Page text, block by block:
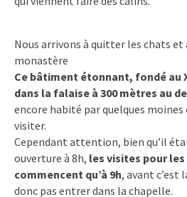
Nous arrivons à quitter les chats et
monastère
Ce bâtiment étonnant, fondé au
dans la falaise à 300 mètres au
encore habité par quelques
visiter.
Cependant attention, bien qu’il
ouverture à 8h, les visites pour
commencent qu’à 9h, avant c’est
donc pas entrer dans la chapelle.